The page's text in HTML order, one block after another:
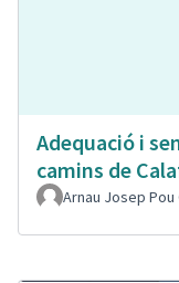
Adequació i
camins de
Arnau Josep Pou